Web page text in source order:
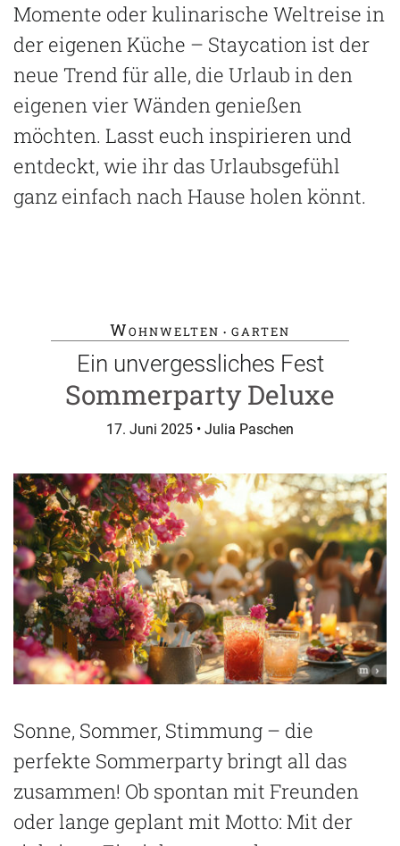
Momente oder kulinarische Weltreise in
der eigenen Küche – Staycation ist der
neue Trend für alle, die Urlaub in den
eigenen vier Wänden genießen
möchten. Lasst euch inspirieren und
entdeckt, wie ihr das Urlaubsgefühl
ganz einfach nach Hause holen könnt.
Wohnwelten • garten
Ein unvergessliches Fest
Sommerparty Deluxe
17. Juni 2025 • Julia Paschen
Sonne, Sommer, Stimmung – die
perfekte Sommerparty bringt all das
zusammen! Ob spontan mit Freunden
oder lange geplant mit Motto: Mit der